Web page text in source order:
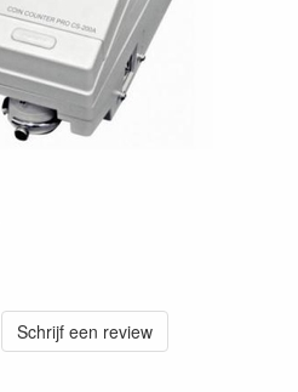
Schrijf een review